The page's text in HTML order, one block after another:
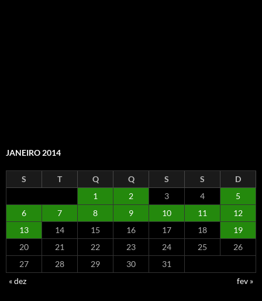
JANEIRO 2014
S T Q Q S S
D
1
2 3 4
5
6
7 8 9 10 11
12
13
14 15 16 17 18
19
20
21 22 23 24 25
26
27
28 29 30
31
« dez
fev »